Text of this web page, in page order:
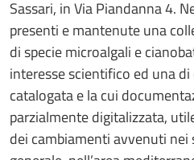
Sassari, in Via Piandanna 4.
presenti e mantenute una
di specie microalgali e
interesse scientifico ed una
catalogata e la cui
parzialmente digitalizzata,
dei cambiamenti avvenuti nei